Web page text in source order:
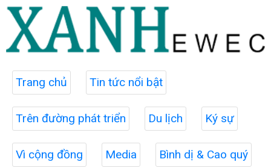
Trang chủ Tin tức nổi bật
Trên đường phát triển Du lịch Ký sự
Vì cộng đồng Media Bình dị & Cao quý